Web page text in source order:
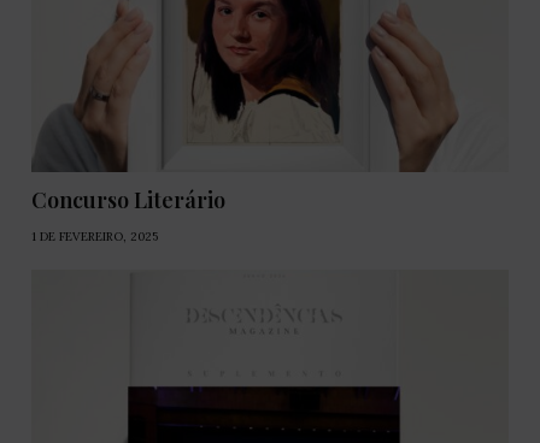
Concurso Literário
1 DE FEVEREIRO, 2025